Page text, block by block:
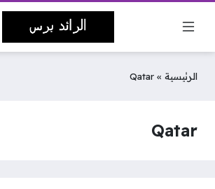
الرئيسية »
Qatar
Qatar